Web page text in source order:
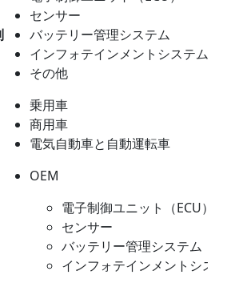
センサー
バッテリー管理システム
インフォテインメントシステム
その他
乗用車
商用車
電気自動車と自動運転車
OEM
電子制御ユニット（ECU）
センサー
バッテリー管理システム
インフォテインメントシス